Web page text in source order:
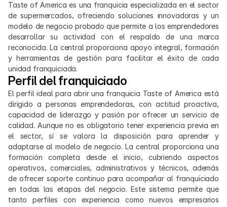
Taste of America es una franquicia especializada en el sector
de supermercados, ofreciendo soluciones innovadoras y un
modelo de negocio probado que permite a los emprendedores
desarrollar su actividad con el respaldo de una marca
reconocida. La central proporciona apoyo integral, formación
y herramientas de gestión para facilitar el éxito de cada
unidad franquiciada.
Perfil del franquiciado
El perfil ideal para abrir una franquicia Taste of America está
dirigido a personas emprendedoras, con actitud proactiva,
capacidad de liderazgo y pasión por ofrecer un servicio de
calidad. Aunque no es obligatorio tener experiencia previa en
el sector, sí se valora la disposición para aprender y
adaptarse al modelo de negocio. La central proporciona una
formación completa desde el inicio, cubriendo aspectos
operativos, comerciales, administrativos y técnicos, además
de ofrecer soporte continuo para acompañar al franquiciado
en todas las etapas del negocio. Este sistema permite que
tanto perfiles con experiencia como nuevos empresarios